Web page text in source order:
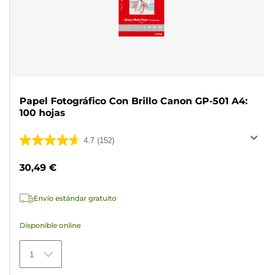
Papel Fotográfico Con Brillo Canon GP-501 A4:
100 hojas
4.7 (152)
4.7
5
152
30,49 €
Envío estándar gratuito
Disponible online
1